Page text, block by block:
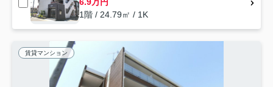
6.9万円
1階 / 24.79㎡ / 1K
賃貸マンション